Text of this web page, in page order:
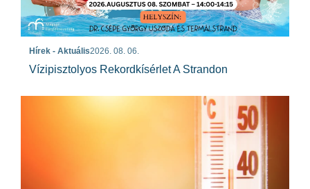
Hírek - Aktuális2026. 08. 06.
Vízipisztolyos Rekordkísérlet A Strandon